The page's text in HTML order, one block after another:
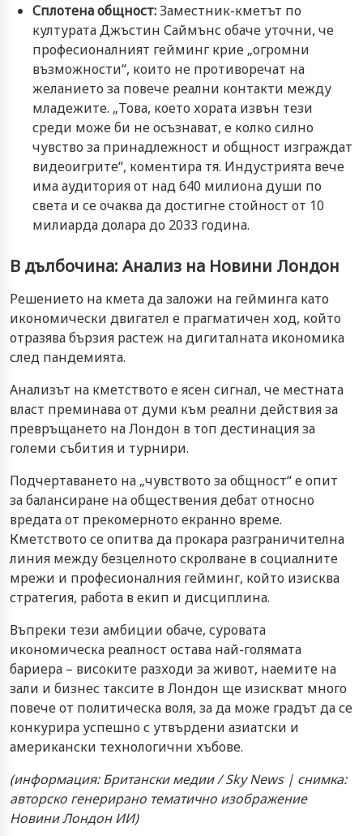
Сплотена общност:Заместник-кметът по
културата Джъстин Саймънс обаче уточни, че
професионалният гейминг крие „огромни
възможности“, които не противоречат на
желанието за повече реални контакти между
младежите. „Това, което хората извън тези
среди може би не осъзнават, е колко силно
чувство за принадлежност и общност изграждат
видеоигрите“, коментира тя. Индустрията вече
има аудитория от над 640 милиона души по
света и се очаква да достигне стойност от 10
милиарда долара до 2033 година.
В дълбочина: Анализ на Новини Лондон
Решението на кмета да заложи на гейминга като
икономически двигател е прагматичен ход, който
отразява бързия растеж на дигиталната икономика
след пандемията.
Анализът на кметството е ясен сигнал, че местната
власт преминава от думи към реални действия за
превръщането на Лондон в топ дестинация за
големи събития и турнири.
Подчертаването на „чувството за общност“ е опит
за балансиране на обществения дебат относно
вредата от прекомерното екранно време.
Кметството се опитва да прокара разграничителна
линия между безцелното скролване в социалните
мрежи и професионалния гейминг, който изисква
стратегия, работа в екип и дисциплина.
Въпреки тези амбиции обаче, суровата
икономическа реалност остава най-голямата
бариера – високите разходи за живот, наемите на
зали и бизнес таксите в Лондон ще изискват много
повече от политическа воля, за да може градът да се
конкурира успешно с утвърдени азиатски и
американски технологични хъбове.
(информация: Британски медии / Sky News | снимка:
авторско генерирано тематично изображение
Новини Лондон ИИ)